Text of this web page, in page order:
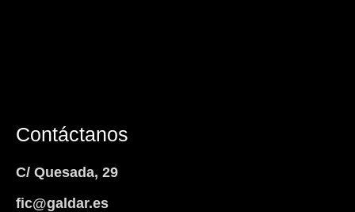
Contáctanos
C/ Quesada, 29
fic@galdar.es